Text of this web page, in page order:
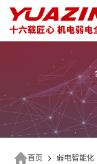
首页 弱电智能化